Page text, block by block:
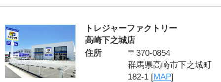
トレジャーファクトリー
高崎下之城店
住所
〒370-0854
群馬県高崎市下之城町
182-1 [MAP]